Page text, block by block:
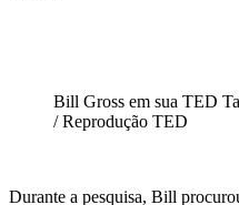
Bill Gross em sua TED
/ Reprodução TED
Durante a pesquisa, Bill